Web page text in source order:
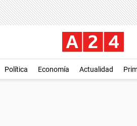
Política Economía Actualidad